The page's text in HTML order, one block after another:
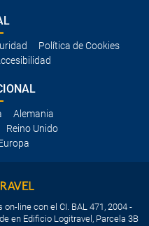
Política de Cookies
Alemania
Reino Unido
on-line con el CI. BAL 471, 2004 -
en Edificio Logitravel, Parcela 3B